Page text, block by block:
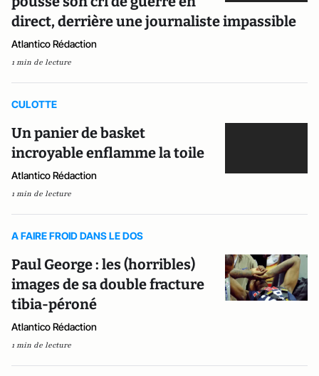
direct, derrière une journaliste impassible
Atlantico Rédaction
1 min de lecture
CULOTTE
Un panier de basket
incroyable enflamme la toile
Atlantico Rédaction
1 min de lecture
A FAIRE FROID DANS LE DOS
Paul George : les (horribles)
images de sa double fracture
tibia-péroné
Atlantico Rédaction
1 min de lecture